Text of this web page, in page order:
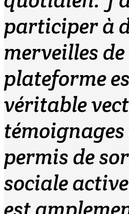
participer à
merveilles
plateforme
véritable
permis de
sociale